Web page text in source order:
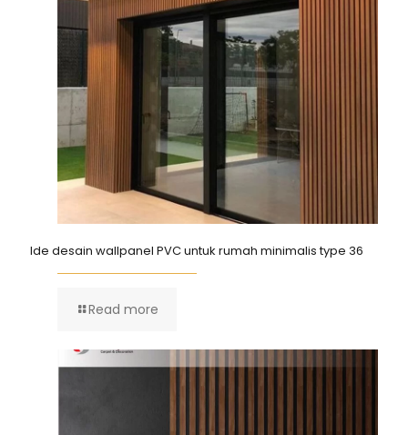
Ide desain wallpanel PVC untuk rumah minimalis type 36
Read more